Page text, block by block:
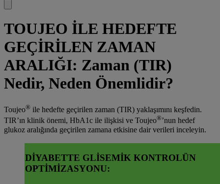
TOUJEO İLE HEDEFTE
GEÇİRİLEN ZAMAN
ARALIĞI: Zaman (TIR)
Nedir, Neden Önemlidir?
Toujeo® ile hedefte geçirilen zaman (TIR) yaklaşımını keşfedin.
TIR’ın klinik önemi, HbA1c ile ilişkisi ve Toujeo®’nun hedef
glukoz aralığında geçirilen zamana etkisine dair verileri inceleyin.
DİYABETTE GLİSEMİK KONTROLÜN
OPTİMİZASYONU: